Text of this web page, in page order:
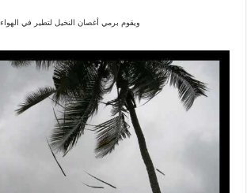
ويقوم برمي أغصان النخيل لتطير في الهواء